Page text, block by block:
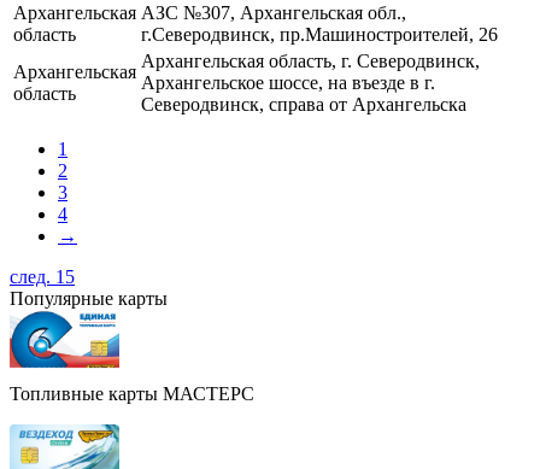
Архангельская
область
АЗС №307, Архангельская обл.,
г.Северодвинск, пр.Машиностроителей, 26
Архангельская
область
Архангельская область, г. Северодвинск,
Архангельское шоссе, на въезде в г.
Северодвинск, справа от Архангельска
1
2
3
4
→
след. 15
Популярные карты
Топливные карты МАСТЕРС